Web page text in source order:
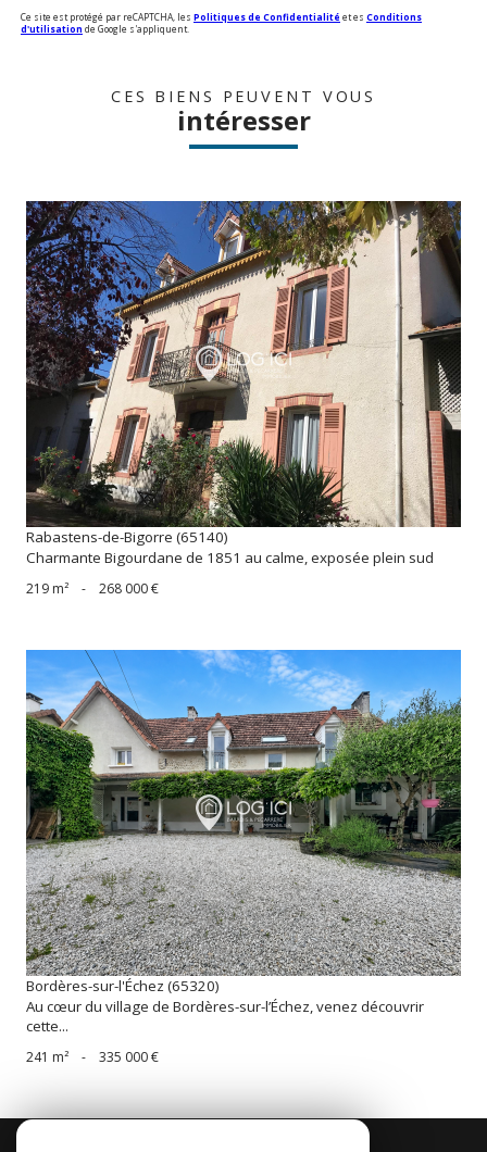
Ce site est protégé par reCAPTCHA, les Politiques de Confidentialité et es Conditions
d'utilisation de Google s'appliquent.
CES BIENS PEUVENT VOUS
intéresser
voir le bien
Rabastens-de-Bigorre (65140)
Charmante Bigourdane de 1851 au calme, exposée plein sud
219 m² - 268 000 €
voir le bien
Bordères-sur-l'Échez (65320)
Au cœur du village de Bordères-sur-l’Échez, venez découvrir
cette...
241 m² - 335 000 €